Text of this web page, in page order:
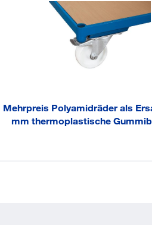
Mehrpreis Polyamidräder als
mm thermoplastische